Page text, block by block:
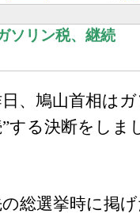
ソリン税、継続
、鳩山首相は
する決断をしま
の総選挙時に掲